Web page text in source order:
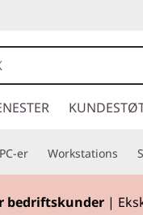
er Workstations
Klar for